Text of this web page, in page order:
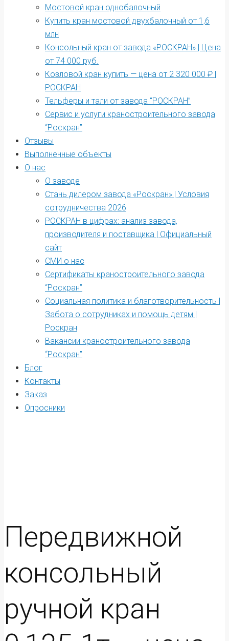
Мостовой кран однобалочный
Купить кран мостовой двухбалочный от 1,6
млн
Консольный кран от завода «РОСКРАН» | Цена
от 74 000 руб.
Козловой кран купить — цена от 2 320 000 ₽ |
РОСКРАН
Тельферы и тали от завода “РОСКРАН”
Сервис и услуги краностроительного завода
“Роскран”
Отзывы
Выполненные объекты
О нас
О заводе
Стань дилером завода «Роскран» | Условия
сотрудничества 2026
РОСКРАН в цифрах: анализ завода,
производителя и поставщика | Официальный
сайт
СМИ о нас
Сертификаты краностроительного завода
“Роскран”
Социальная политика и благотворительность |
Забота о сотрудниках и помощь детям |
Роскран
Вакансии краностроительного завода
“Роскран”
Блог
Контакты
Заказ
Опросники
Передвижной
консольный
ручной кран